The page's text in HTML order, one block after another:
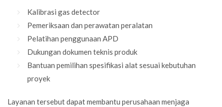
Kalibrasi gas detector
Pemeriksaan dan perawatan peralatan
Pelatihan penggunaan APD
Dukungan dokumen teknis produk
Bantuan pemilihan spesifikasi alat sesuai kebutuhan
proyek
Layanan tersebut dapat membantu perusahaan menjaga